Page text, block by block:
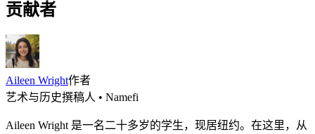
贡献者
Aileen Wright作者
艺术与历史撰稿人 • Namefi
Aileen Wright 是一名二十多岁的学生，现居纽约。在这里，从